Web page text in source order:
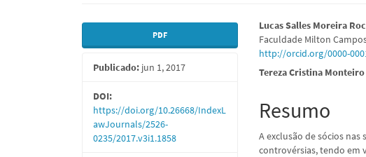
Barra
lateral
de
artigos
PDF
Publicado: jun 1, 2017
DOI:
https://doi.org/10.26668/IndexL
awJournals/2526-
0235/2017.v3i1.1858
Conteúdo
do
artigo
principal
Lucas Salles Moreira
Faculdade Milton
http://orcid.org/0000-
Tereza Cristina
Resumo
A exclusão de sócios
controvérsias, tendo em